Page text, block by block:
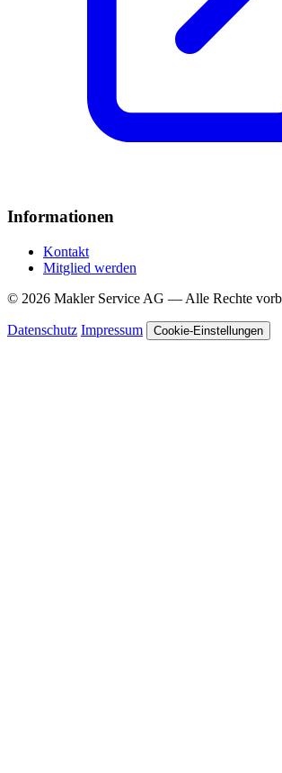
Informationen
Kontakt
Mitglied werden
© 2026 Makler Service AG — Alle Rechte
Datenschutz Impressum Cookie-Einstellungen